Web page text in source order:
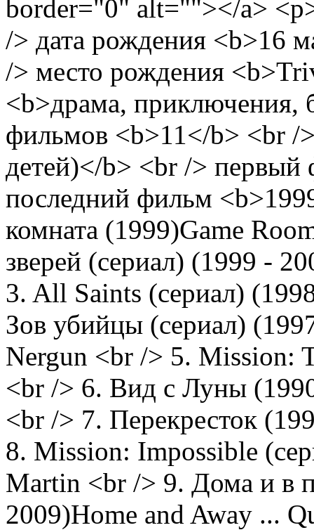
border="0" alt=""></a>
/> дата рождения <b>16
/> место рождения
<b>драма, приключения,
фильмов <b>11</b> <br /
детей)</b> <br />
последний фильм
комната (1999)Game
зверей (сериал) (1999 -
3. All Saints (сериал)
Зов убийцы (сериал)
Nergun <br /> 5. Mission:
<br /> 6. Вид с Луны
<br /> 7. Перекресток
8. Mission: Impossible
Martin <br /> 9. Дома и в
2009)Home and Away ...